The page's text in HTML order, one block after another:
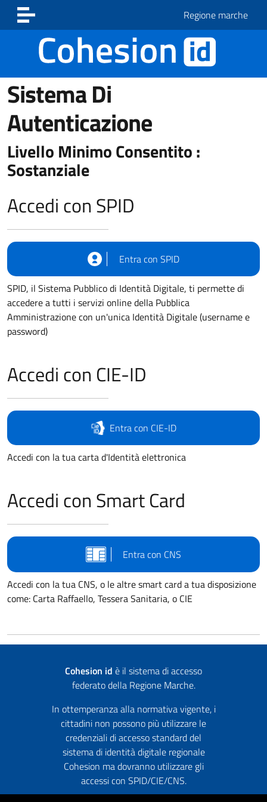
Vai ai contenuti
Vai al footer
Regione marche
Sistema Di
Autenticazione
Livello Minimo Consentito :
Sostanziale
Accedi con SPID
Entra con SPID
SPID, il Sistema Pubblico di Identità Digitale, ti permette di
accedere a tutti i servizi online della Pubblica
Amministrazione con un'unica Identità Digitale (username e
password)
Accedi con CIE-ID
Entra con CIE-ID
Accedi con la tua carta d'Identità elettronica
Accedi con Smart Card
Entra con CNS
Accedi con la tua CNS, o le altre smart card a tua disposizione
come: Carta Raffaello, Tessera Sanitaria, o CIE
Cohesion id è il sistema di accesso
federato della Regione Marche.
In ottemperanza alla normativa vigente, i
cittadini non possono più utilizzare le
credenziali di accesso standard del
sistema di identità digitale regionale
Cohesion ma dovranno utilizzare gli
accessi con SPID/CIE/CNS.